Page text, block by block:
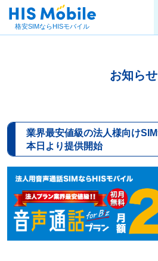
格安SIMならHISモバイル
お知らせ
業界最安値級の法人様向け
本日より提供開始